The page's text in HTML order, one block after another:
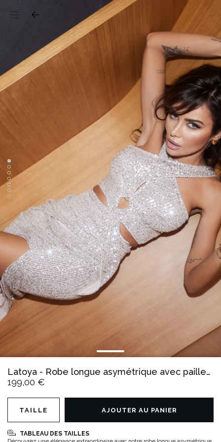
Latoya - Robe longue asymétrique avec paillettes argentées
199,00 €
TABLEAU DES TAILLES
TAILLE AJOUTER AU PANIER